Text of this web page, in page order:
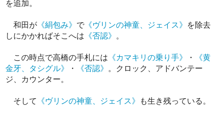
を追加。
和田が 《絹包み》 で 《ヴリンの神童、ジェイス》 を除去
しにかかればそこへは 《否認》 。
この時点で高橋の手札には 《カマキリの乗り手》 ・
《黄
金牙、タシグル》
・ 《否認》 。クロック、アドバンテー
ジ、カウンター。
そして 《ヴリンの神童、ジェイス》 も生き残っている。